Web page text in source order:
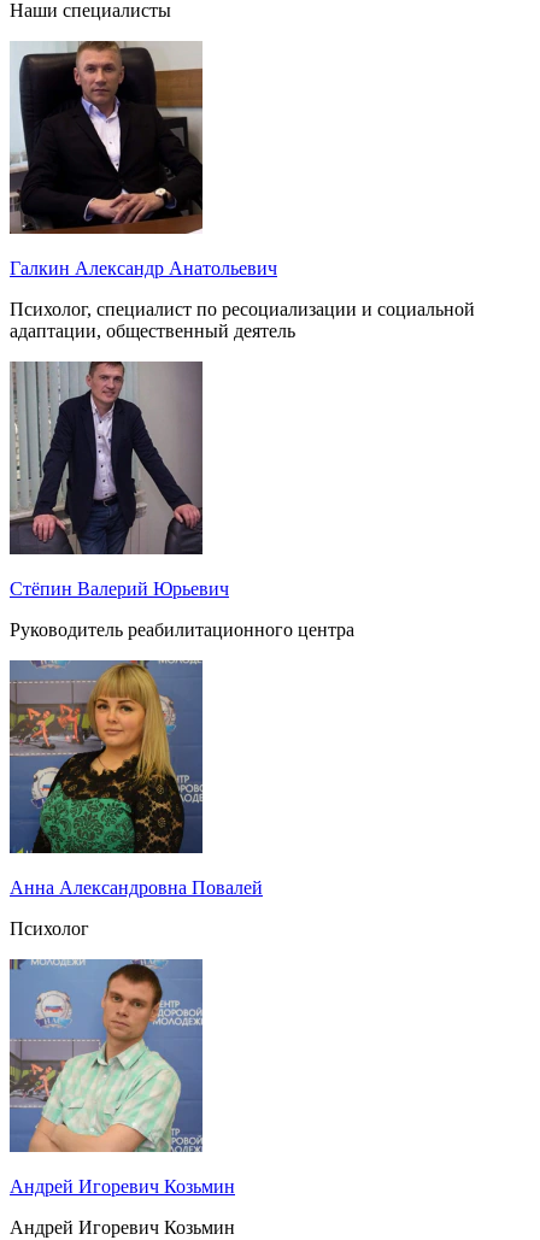
Наши специалисты
Галкин Александр Анатольевич
Психолог, специалист по ресоциализации и социальной
адаптации, общественный деятель
Стёпин Валерий Юрьевич
Руководитель реабилитационного центра
Анна Александровна Повалей
Психолог
Андрей Игоревич Козьмин
Андрей Игоревич Козьмин